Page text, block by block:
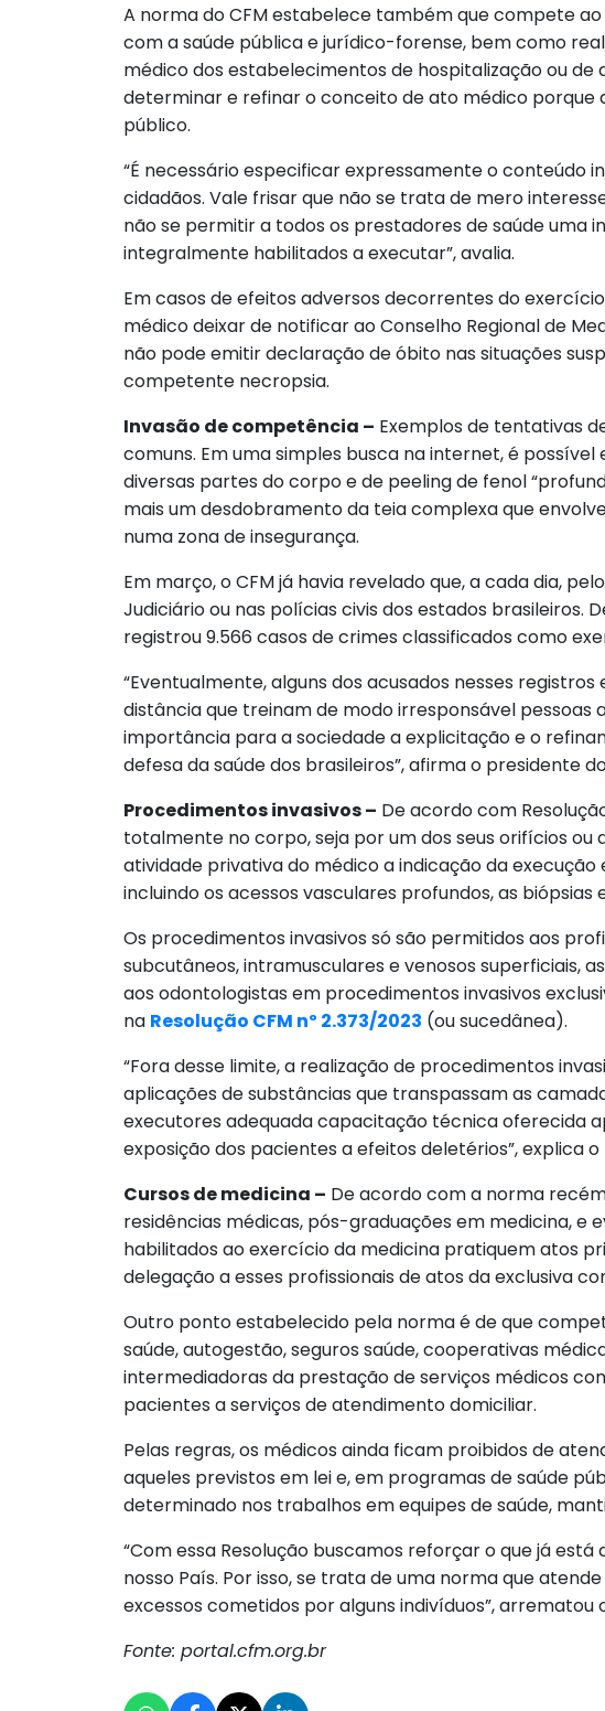
A norma do CFM estabelece também que compete
com a saúde pública e jurídico-forense, bem como
médico dos estabelecimentos de hospitalização ou
determinar e refinar o conceito de ato médico
público.
“É necessário especificar expressamente o conteúdo
cidadãos. Vale frisar que não se trata de mero
não se permitir a todos os prestadores de saúde uma
integralmente habilitados a executar”, avalia.
Em casos de efeitos adversos decorrentes do
médico deixar de notificar ao Conselho Regional de
não pode emitir declaração de óbito nas situações
competente necropsia.
Invasão de competência – Exemplos de tentativas
comuns. Em uma simples busca na internet, é
diversas partes do corpo e de peeling de fenol
mais um desdobramento da teia complexa que
numa zona de insegurança.
Em março, o CFM já havia revelado que, a cada dia,
Judiciário ou nas polícias civis dos estados brasileiros.
registrou 9.566 casos de crimes classificados como
“Eventualmente, alguns dos acusados nesses
distância que treinam de modo irresponsável pessoas
importância para a sociedade a explicitação e o
defesa da saúde dos brasileiros”, afirma o presidente
Procedimentos invasivos – De acordo com
totalmente no corpo, seja por um dos seus orifícios ou
atividade privativa do médico a indicação da
incluindo os acessos vasculares profundos, as biópsias
Os procedimentos invasivos só são permitidos aos
subcutâneos, intramusculares e venosos superficiais,
aos odontologistas em procedimentos invasivos
na Resolução CFM nº 2.373/2023 (ou sucedânea).
“Fora desse limite, a realização de procedimentos
aplicações de substâncias que transpassam as
executores adequada capacitação técnica oferecida
exposição dos pacientes a efeitos deletérios”, explica
Cursos de medicina – De acordo com a norma
residências médicas, pós-graduações em medicina, e
habilitados ao exercício da medicina pratiquem atos
delegação a esses profissionais de atos da exclusiva
Outro ponto estabelecido pela norma é de que
saúde, autogestão, seguros saúde, cooperativas
intermediadoras da prestação de serviços médicos
pacientes a serviços de atendimento domiciliar.
Pelas regras, os médicos ainda ficam proibidos de
aqueles previstos em lei e, em programas de saúde
determinado nos trabalhos em equipes de saúde,
“Com essa Resolução buscamos reforçar o que já
nosso País. Por isso, se trata de uma norma que
excessos cometidos por alguns indivíduos”, arrematou
Fonte: portal.cfm.org.br